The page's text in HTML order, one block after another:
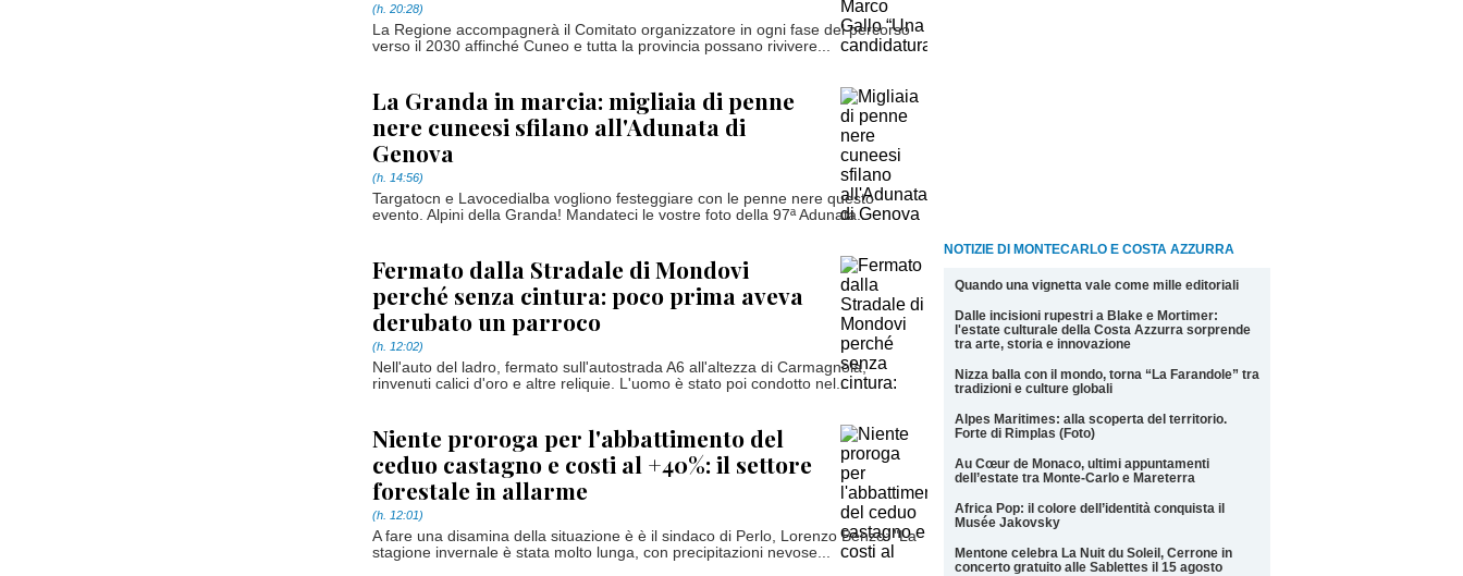
NOTIZIE DI MONTECARLO E COSTA AZZURRA
Quando una vignetta vale come mille editoriali
Dalle incisioni rupestri a Blake e Mortimer:
l'estate culturale della Costa Azzurra sorprende
tra arte, storia e innovazione
Nizza balla con il mondo, torna “La Farandole” tra
tradizioni e culture globali
Alpes Maritimes: alla scoperta del territorio.
Forte di Rimplas (Foto)
Au Cœur de Monaco, ultimi appuntamenti
dell’estate tra Monte-Carlo e Mareterra
Africa Pop: il colore dell’identità conquista il
Musée Jakovsky
Mentone celebra La Nuit du Soleil, Cerrone in
concerto gratuito alle Sablettes il 15 agosto
(h. 20:28)
La Regione accompagnerà il Comitato organizzatore in ogni fase del percorso
verso il 2030 affinché Cuneo e tutta la provincia possano rivivere...
La Granda in marcia: migliaia di penne
nere cuneesi sfilano all'Adunata di
Genova
(h. 14:56)
Targatocn e Lavocedialba vogliono festeggiare con le penne nere questo
evento. Alpini della Granda! Mandateci le vostre foto della 97ª Adunata...
Fermato dalla Stradale di Mondovi
perché senza cintura: poco prima aveva
derubato un parroco
(h. 12:02)
Nell'auto del ladro, fermato sull'autostrada A6 all'altezza di Carmagnola,
rinvenuti calici d'oro e altre reliquie. L'uomo è stato poi condotto nel...
Niente proroga per l'abbattimento del
ceduo castagno e costi al +40%: il settore
forestale in allarme
(h. 12:01)
A fare una disamina della situazione è è il sindaco di Perlo, Lorenzo Benzo: "La
stagione invernale è stata molto lunga, con precipitazioni nevose...